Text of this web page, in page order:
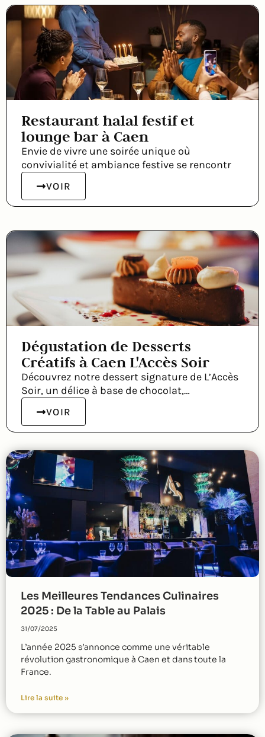
Restaurant halal festif et
lounge bar à Caen
Envie de vivre une soirée unique où
convivialité et ambiance festive se rencontr
VOIR
Dégustation de Desserts
Créatifs à Caen L'Accès Soir
Découvrez notre dessert signature de L’Accès
Soir, un délice à base de chocolat,…
VOIR
Les Meilleures Tendances Culinaires
2025 : De la Table au Palais
31/07/2025
L’année 2025 s’annonce comme une véritable
révolution gastronomique à Caen et dans toute la
France.
Lire la suite »